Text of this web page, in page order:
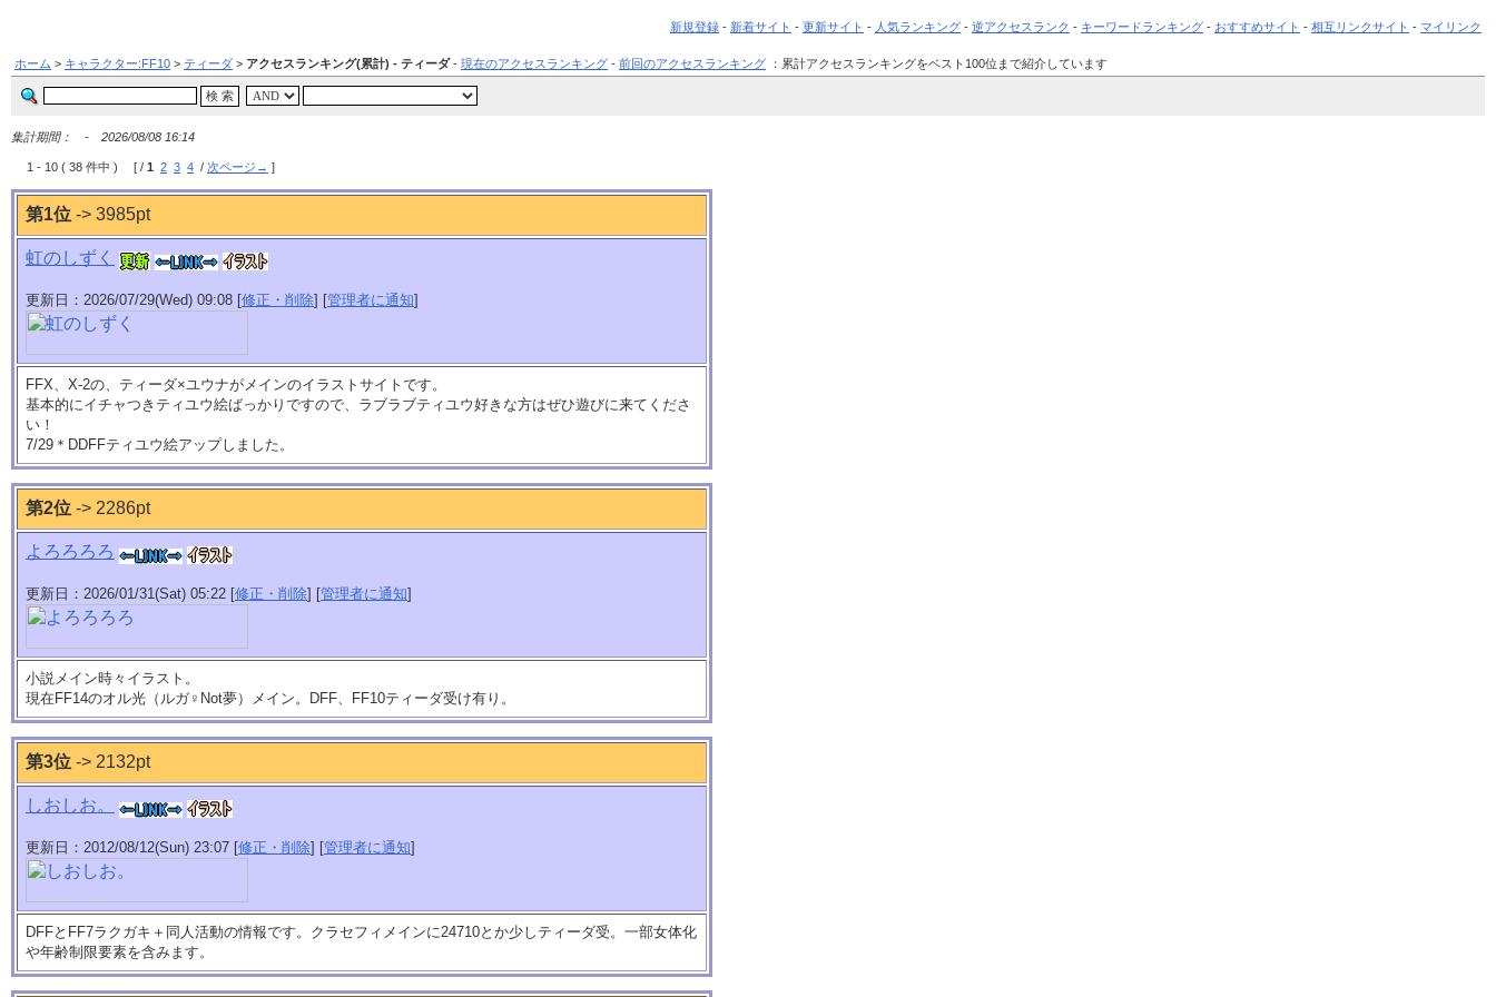
新規登録 - 新着サイト - 更新サイト - 人気ランキング - 逆アクセスランク - キーワードランキング - おすすめサイト - 相互リンクサイト - マイリンク
ホーム > キャラクター:FF10 > ティーダ > アクセスランキング(累計) - ティーダ- 現在のアクセスランキング - 前回のアクセスランキング ：累計アクセスランキングをベスト100位まで紹介しています
集計期間： - 2026/08/08 16:14
1 - 10 ( 38 件中 ) [ / 1 2 3 4 / 次ページ→ ]
第1位 -> 3985pt
虹のしずく
更新日：2026/07/29(Wed) 09:08 [修正・削除] [管理者に通知]
FFX、X-2の、ティーダ×ユウナがメインのイラストサイトです。
基本的にイチャつきティユウ絵ばっかりですので、ラブラブティユウ好きな方はぜひ遊びに来てくださ
い！
7/29＊DDFFティユウ絵アップしました。
第2位 -> 2286pt
よろろろろ
更新日：2026/01/31(Sat) 05:22 [修正・削除] [管理者に通知]
小説メイン時々イラスト。
現在FF14のオル光（ルガ♀Not夢）メイン。DFF、FF10ティーダ受け有り。
第3位 -> 2132pt
しおしお。
更新日：2012/08/12(Sun) 23:07 [修正・削除] [管理者に通知]
DFFとFF7ラクガキ＋同人活動の情報です。クラセフィメインに24710とか少しティーダ受。一部女体化
や年齢制限要素を含みます。